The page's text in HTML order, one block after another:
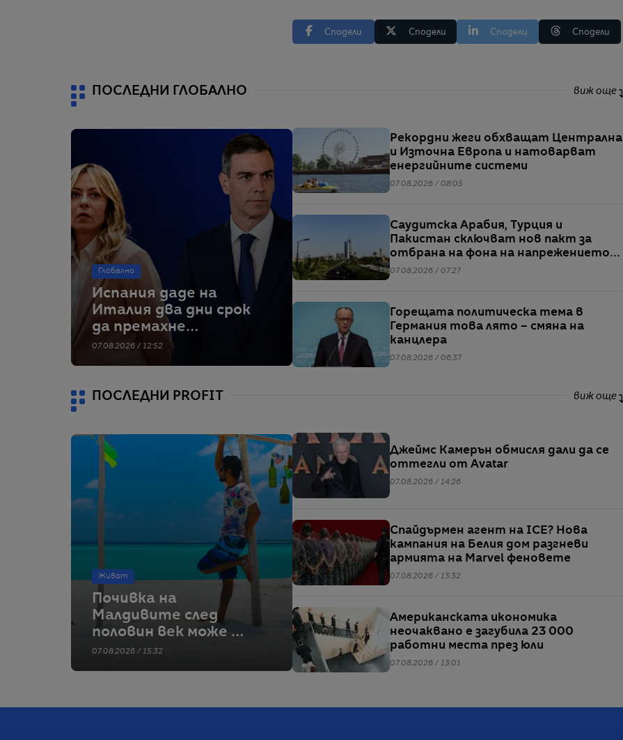
Сподели Сподели Сподели Сподели
ПОСЛЕДНИ ГЛОБАЛНО виж още
Глобално
Испания даде на
Италия два дни срок
да премахне
граничните
07.08.2026 / 12:52
Рекордни жеги обхващат Централна
и Източна Европа и натоварват
енергийните системи
07.08.2026 / 08:05
Саудитска Арабия, Турция и
Пакистан сключват нов пакт за
отбрана на фона на напрежението
между САЩ и Иран
07.08.2026 / 07:27
Горещата политическа тема в
Германия това лято – смяна на
канцлера
07.08.2026 / 06:37
ПОСЛЕДНИ PROFIT виж още
Живот
Почивка на
Малдивите след
половин век може да
е туристически
07.08.2026 / 15:32
Джеймс Камерън обмисля дали да се
оттегли от Avatar
07.08.2026 / 14:26
Спайдърмен агент на ICE? Нова
кампания на Белия дом разгневи
армията на Marvel феновете
07.08.2026 / 13:32
Американската икономика
неочаквано е загубила 23 000
работни места през юли
07.08.2026 / 13:01